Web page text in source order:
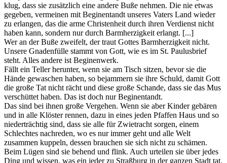
klug, dass sie zusätzlich eine andere Buße nehmen. Die nie etwas
gegeben, vermeinen mit Beginentandt unseres Vaters Land wieder
zu erlangen, das die arme Christenheit durch ihren Verdienst nicht
haben kann, sondern nur durch Barmherzigkeit erlangt. [...]
Wer an der Buße zweifelt, der traut Gottes Barmherzigkeit nicht.
Unsere Gnadenfülle stammt von Gott, wie es im St. Paulusbrief
steht. Alles andere ist Beginenwerk.
Fällt ein Teller herunter, wenn sie am Tisch sitzen, bevor sie die
Hände gewaschen haben, so bejammern sie ihre Schuld, damit Gott
die große Tat nicht rächt und diese große Schande, dass sie das Mus
verschüttet haben. Das ist doch nur Beginentandt.
Das sind bei ihnen große Vergehen. Wenn sie aber Kinder gebären
und in alle Klöster rennen, dazu in eines jeden Pfaffen Haus und so
niederträchtig sind, dass sie alle für Zwietracht sorgen, einem
Schlechtes nachreden, wo es nur immer geht und alle Welt
zusammen kuppeln, dessen brauchen sie sich nicht zu schämen.
Beim Lügen sind sie behend und flink. Auch urteilen sie über jedes
Ding und wissen, was ein jeder zu Straßburg in der ganzen Stadt tat.